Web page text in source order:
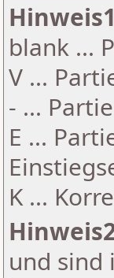
Hinweis1
blank ...
V ...
- ...
E ...
K ...
und sind